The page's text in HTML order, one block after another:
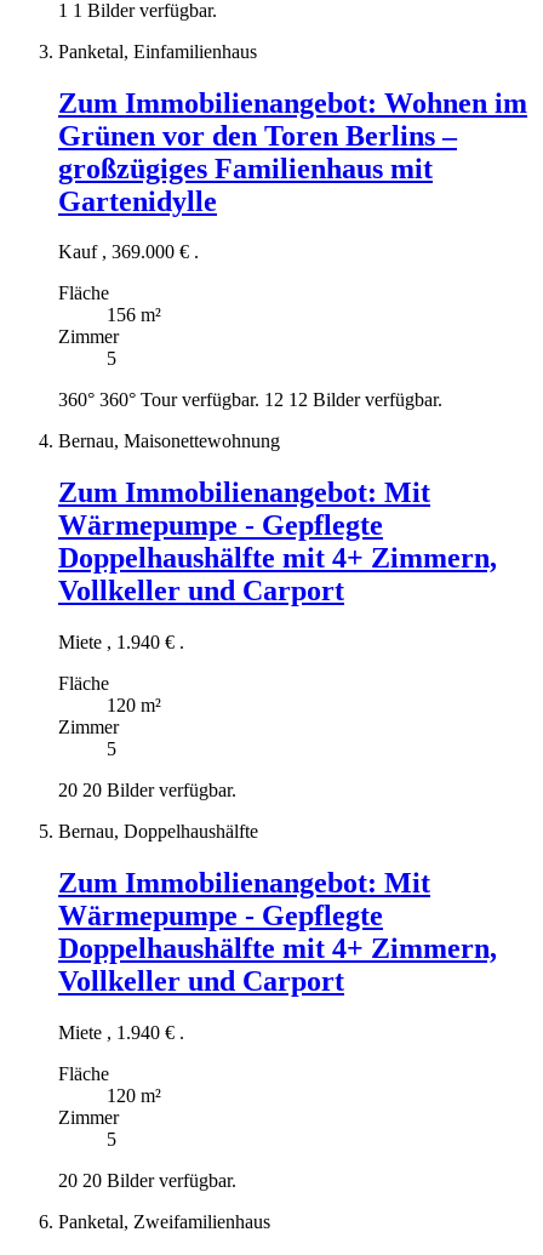
1 1 Bilder verfügbar.
Panketal, Einfamilienhaus
Zum Immobilienangebot: Wohnen im
Grünen vor den Toren Berlins –
großzügiges Familienhaus mit
Gartenidylle
Kauf , 369.000 € .
Fläche
156 m²
Zimmer
5
360° 360° Tour verfügbar. 12 12 Bilder verfügbar.
Bernau, Maisonettewohnung
Zum Immobilienangebot: Mit
Wärmepumpe - Gepflegte
Doppelhaushälfte mit 4+ Zimmern,
Vollkeller und Carport
Miete , 1.940 € .
Fläche
120 m²
Zimmer
5
20 20 Bilder verfügbar.
Bernau, Doppelhaushälfte
Zum Immobilienangebot: Mit
Wärmepumpe - Gepflegte
Doppelhaushälfte mit 4+ Zimmern,
Vollkeller und Carport
Miete , 1.940 € .
Fläche
120 m²
Zimmer
5
20 20 Bilder verfügbar.
Panketal, Zweifamilienhaus